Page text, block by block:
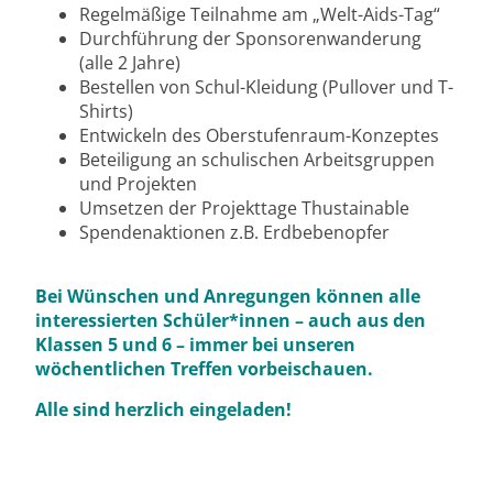
Regelmäßige Teilnahme am „Welt-Aids-Tag“
Durchführung der Sponsorenwanderung
(alle 2 Jahre)
Bestellen von Schul-Kleidung (Pullover und T-
Shirts)
Entwickeln des Oberstufenraum-Konzeptes
Beteiligung an schulischen Arbeitsgruppen
und Projekten
Umsetzen der Projekttage Thustainable
Spendenaktionen z.B. Erdbebenopfer
Bei Wünschen und Anregungen können alle
interessierten Schüler*innen – auch aus den
Klassen 5 und 6 – immer bei unseren
wöchentlichen Treffen vorbeischauen.
Alle sind herzlich eingeladen!